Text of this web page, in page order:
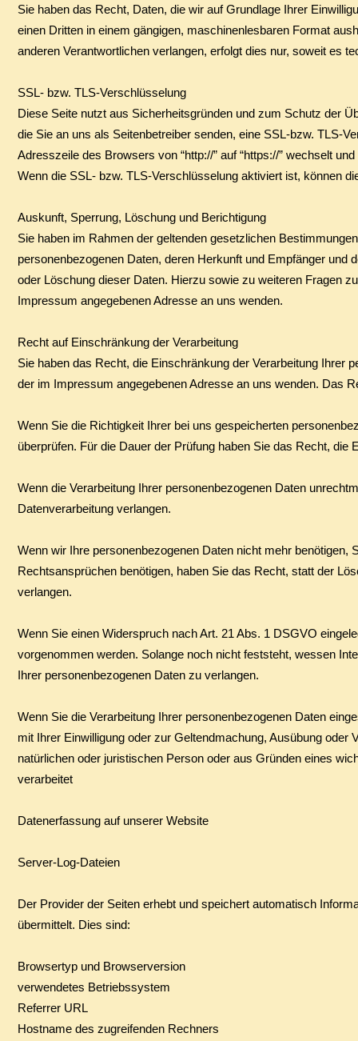
​Sie haben das Recht, Daten, die wir auf Grundlage Ihrer
einen Dritten in einem gängigen, maschinenlesbaren Format
anderen Verantwortlichen verlangen, erfolgt dies nur, soweit es
SSL- bzw. TLS-Verschlüsselung
​Diese Seite nutzt aus Sicherheitsgründen und zum Schutz der
die Sie an uns als Seitenbetreiber senden, eine SSL-bzw. TLS-
Adresszeile des Browsers von “http://” auf “https://” wechselt
​Wenn die SSL- bzw. TLS-Verschlüsselung aktiviert ist, können
Auskunft, Sperrung, Löschung und Berichtigung
​Sie haben im Rahmen der geltenden gesetzlichen
personenbezogenen Daten, deren Herkunft und Empfänger
oder Löschung dieser Daten. Hierzu sowie zu weiteren Fragen
Impressum angegebenen Adresse an uns wenden.
Recht auf Einschränkung der Verarbeitung
​Sie haben das Recht, die Einschränkung der Verarbeitung Ihrer
der im Impressum angegebenen Adresse an uns wenden. Das
Wenn Sie die Richtigkeit Ihrer bei uns gespeicherten
überprüfen. Für die Dauer der Prüfung haben Sie das Recht,
Wenn die Verarbeitung Ihrer personenbezogenen Daten
Datenverarbeitung verlangen.
Wenn wir Ihre personenbezogenen Daten nicht mehr
Rechtsansprüchen benötigen, haben Sie das Recht, statt der
verlangen.
Wenn Sie einen Widerspruch nach Art. 21 Abs. 1 DSGVO
vorgenommen werden. Solange noch nicht feststeht, wessen
Ihrer personenbezogenen Daten zu verlangen.
Wenn Sie die Verarbeitung Ihrer personenbezogenen Daten
mit Ihrer Einwilligung oder zur Geltendmachung, Ausübung
natürlichen oder juristischen Person oder aus Gründen eines
verarbeitet
Datenerfassung auf unserer Website
Server-Log-Dateien
Der Provider der Seiten erhebt und speichert automatisch
übermittelt. Dies sind:
Browsertyp und Browserversion
verwendetes Betriebssystem
Referrer URL
Hostname des zugreifenden Rechners